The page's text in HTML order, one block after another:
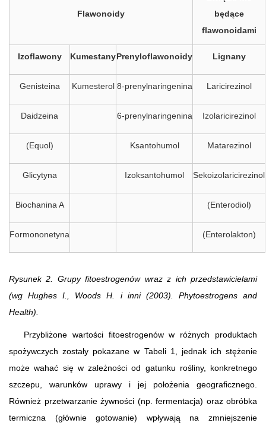
Flawonoidy
będące
flawonoidami
Izoflawony KumestanyPrenyloflawonoidy Lignany
Genisteina Kumesterol 8-prenylnaringenina Laricirezinol
Daidzeina 6-prenylnaringenina Izolaricirezinol
(Equol) Ksantohumol Matarezinol
Glicytyna Izoksantohumol Sekoizolaricirezinol
Biochanina A (Enterodiol)
Formononetyna (Enterolakton)
Rysunek 2. Grupy fitoestrogenów wraz z ich przedstawicielami
(wg Hughes I., Woods H. i inni (2003). Phytoestrogens and
Health).
Przybliżone wartości fitoestrogenów w różnych produktach
spożywczych zostały pokazane w Tabeli 1, jednak ich stężenie
może wahać się w zależności od gatunku rośliny, konkretnego
szczepu, warunków uprawy i jej położenia geograficznego.
Również przetwarzanie żywności (np. fermentacja) oraz obróbka
termiczna (głównie gotowanie) wpływają na zmniejszenie